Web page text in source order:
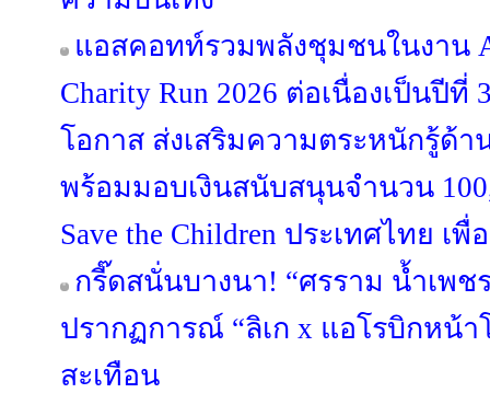
แอสคอทท์รวมพลังชุมชนในงาน
Charity Run 2026 ต่อเนื่องเป็นปี
โอกาส ส่งเสริมความตระหนักรู้ด้
พร้อมมอบเงินสนับสนุนจำนวน
Save the Children ประเทศไทย เ
กรี๊ดสนั่นบางนา! “ศรราม น้ำเพช
ปรากฏการณ์ “ลิเก x แอโรบิกหน้
สะเทือน